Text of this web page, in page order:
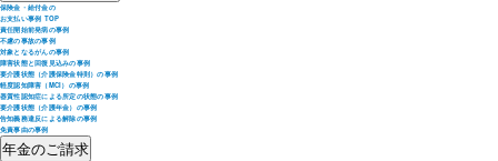
保険金・給付金の
お支払い事例 TOP
責任開始前発病の事例
不慮の事故の事例
対象となるがんの事例
障害状態と回復見込みの事例
要介護状態（介護保険金特則）の事例
軽度認知障害（MCI）の事例
器質性認知症による所定の状態の事例
要介護状態（介護年金）の事例
告知義務違反による解除の事例
免責事由の事例
年金のご請求